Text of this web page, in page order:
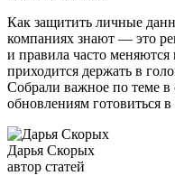
Как защитить личные
компаниях знают — это
и правила часто
приходится держать в
Собрали важное по теме в
обновлениям готовиться в
Дарья Скорых
автор статей